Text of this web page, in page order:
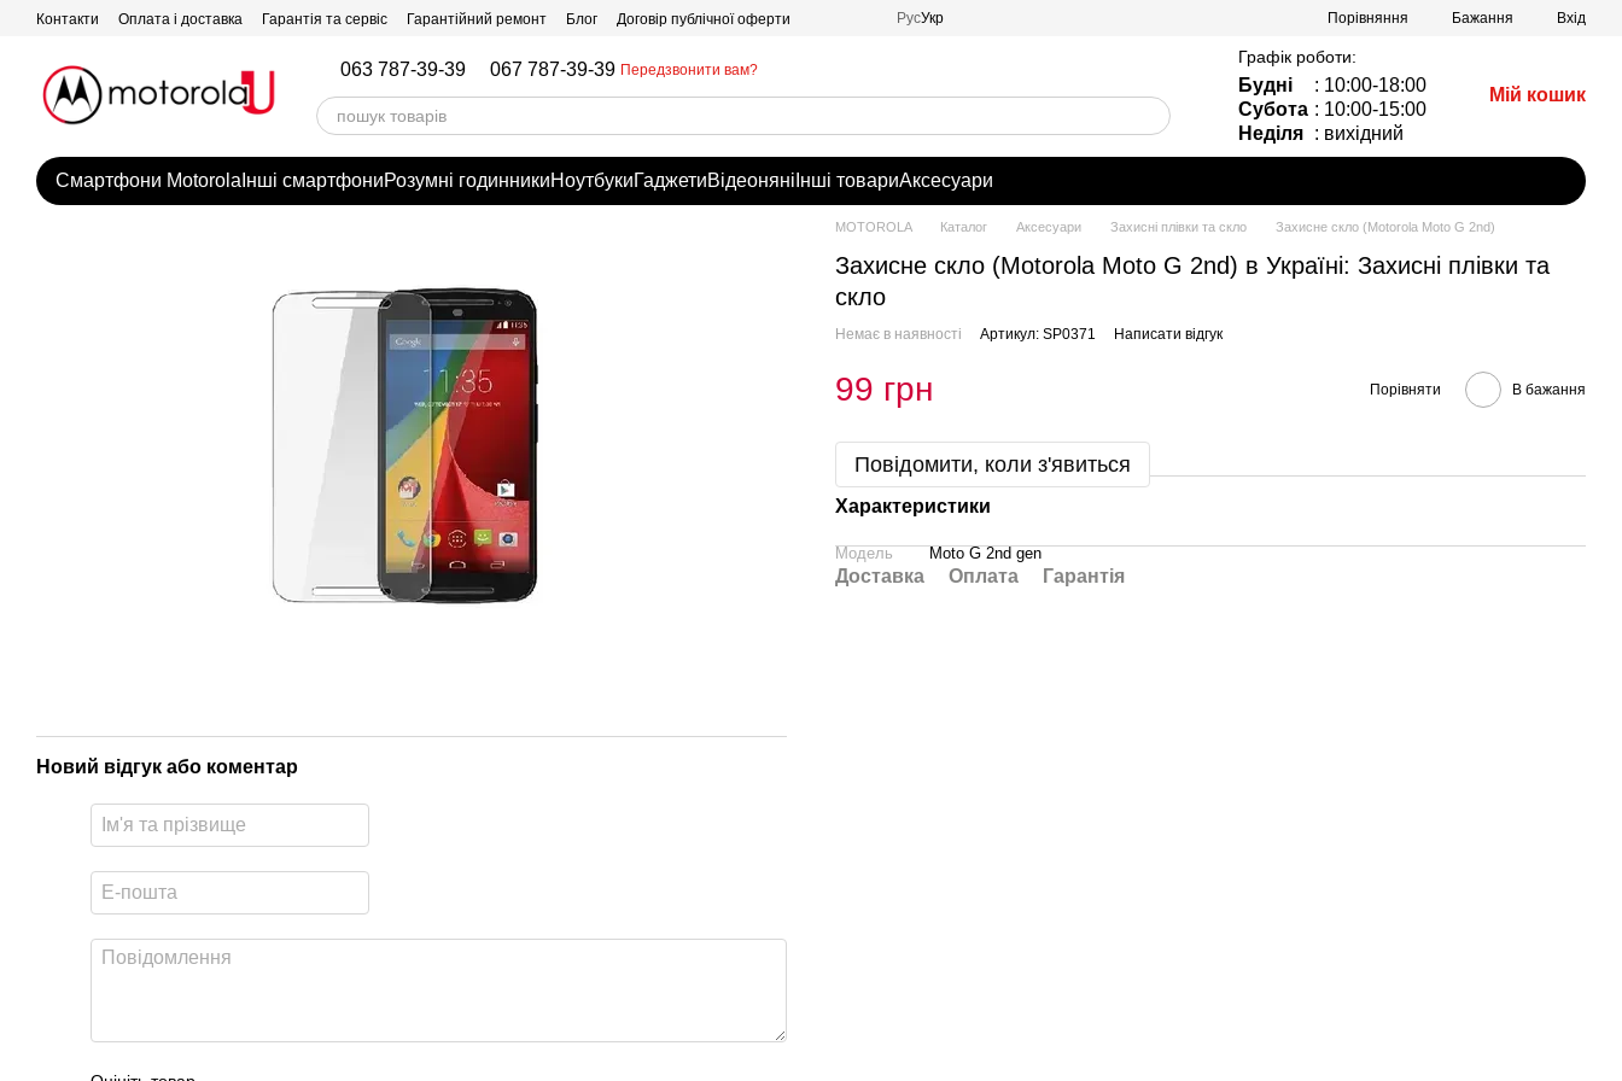
Перейти до основного контенту
Контакти Оплата і доставка Гарантія та сервіс Гарантійний ремонт Блог Договір публічної оферти РусУкр Порівняння Бажання Вхід
063 787-39-39 067 787-39-39 Передзвонити вам?
Графік роботи:
Будні
: 10:00-18:00
Субота : 10:00-15:00
Неділя : вихідний
Мій кошик
Смартфони Motorola Інші смартфониРозумні годинникиНоутбукиГаджетиВідеоняні Інші товариАксесуари
Новий відгук або коментар
MOTOROLA Каталог Аксесуари Захисні плівки та скло Захисне скло (Motorola Moto G 2nd)
Захисне скло (Motorola Moto G 2nd) в Україні: Захисні плівки та
скло
Немає в наявності Артикул: SP0371 Написати відгук
99 грн Порівняти В бажання
Повідомити, коли з'явиться
Характеристики
Модель Moto G 2nd gen
Доставка Оплата Гарантія